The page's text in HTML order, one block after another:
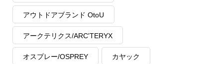
アウトドアブランド OtoU
アークテリクス/ARC'TERYX
オスプレー/OSPREY カヤック